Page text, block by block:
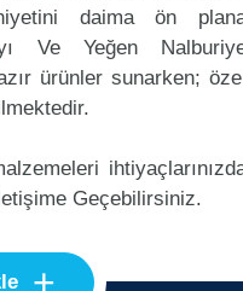
daima ön
Ve Yeğen
ürünler sunarken;
Geçebilirsiniz.